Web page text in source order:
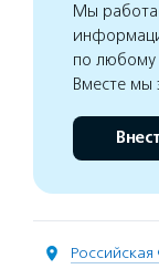
Мы
по любому
Вместе мы